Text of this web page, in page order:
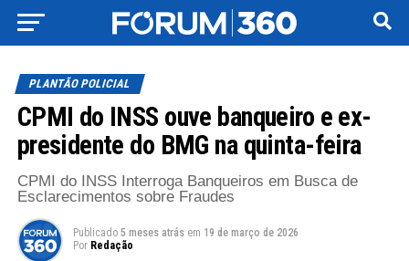
PLANTÃO POLICIAL
CPMI do INSS ouve banqueiro e ex-
presidente do BMG na quinta-feira
CPMI do INSS Interroga Banqueiros em Busca de
Esclarecimentos sobre Fraudes
Publicado 5 meses atrás em 19 de março de 2026
Por Redação